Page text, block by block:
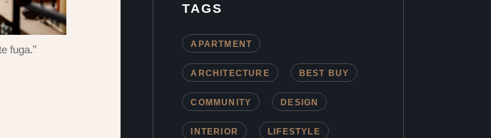
fuga.”
TAGS
APARTMENT
ARCHITECTURE BEST BUY
COMMUNITY DESIGN
INTERIOR LIFESTYLE